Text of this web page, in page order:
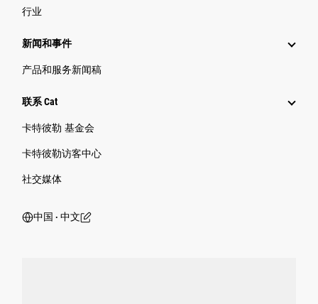
行业
新闻和事件
产品和服务新闻稿
联系 Cat
卡特彼勒 基金会
卡特彼勒访客中心
社交媒体
中国 ‧ 中文